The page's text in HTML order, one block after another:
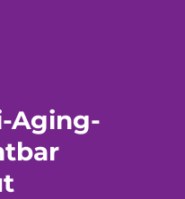
Aging-